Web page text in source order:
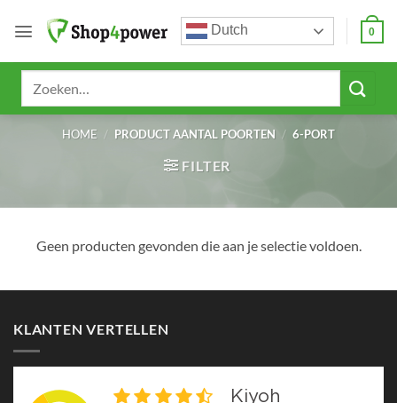
naar
Dutch 0
HOME / PRODUCT AANTAL POORTEN / 6-PORT
FILTER
Geen producten gevonden die aan je selectie voldoen.
KLANTEN VERTELLEN